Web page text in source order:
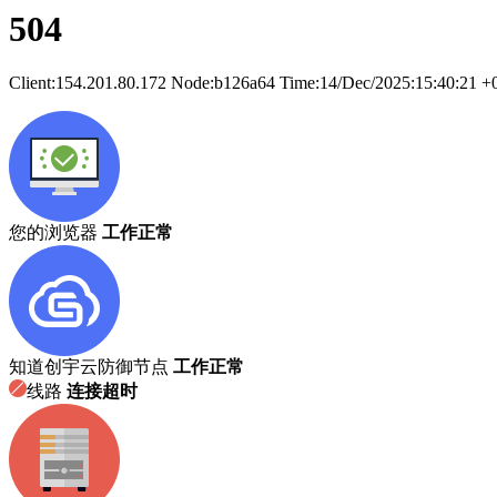
504
Client:154.201.80.172 Node:b126a64 Time:14/Dec/2025:15:40:21
您的浏览器 工作正常
知道创宇云防御节点 工作正常
线路 连接超时